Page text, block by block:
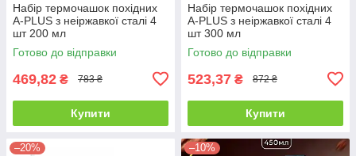
Набір термочашок похідних
A-PLUS з неіржавкої сталі 4
шт 200 мл
Готово до відправки
469,82 ₴ 783 ₴
Купити
Набір термочашок похідних
A-PLUS з неіржавкої сталі 4
шт 300 мл
Готово до відправки
523,37 ₴ 872 ₴
Купити
–20% –10%